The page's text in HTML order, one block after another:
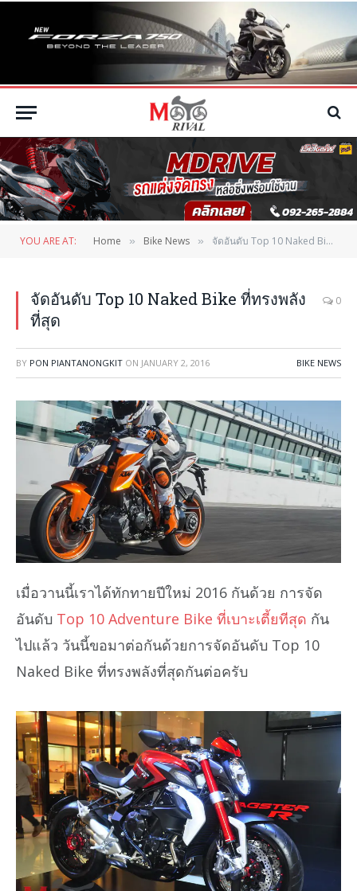
YOU ARE AT: Home » Bike News » จัดอันดับ Top 10 Naked Bike ที่ทรงพลังที่สุด
จัดอันดับ Top 10 Naked Bike ที่ทรงพลัง
ที่สุด
0
BY PON PIANTANONGKIT ON JANUARY 2, 2016 BIKE NEWS
เมื่อวานนี้เราได้ทักทายปีใหม่ 2016 กันด้วย การจัด
อันดับ Top 10 Adventure Bike ที่เบาะเตี้ยทีสุด กัน
ไปแล้ว วันนี้ขอมาต่อกันด้วยการจัดอันดับ Top 10
Naked Bike ที่ทรงพลังที่สุดกันต่อครับ